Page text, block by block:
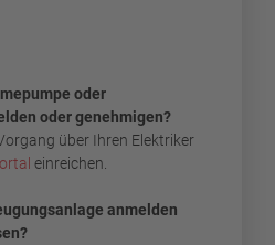
oder
oder genehmigen?
über Ihren Elektriker
einreichen.
anmelden